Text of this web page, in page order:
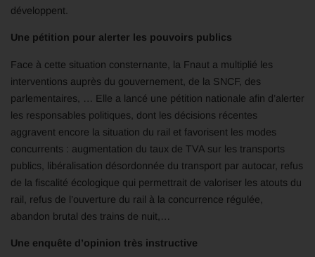
développent.
Une pétition pour alerter les pouvoirs publics
Face à cette situation consternante, la Fnaut a multiplié les
interventions auprès du gouvernement, de la SNCF, des
parlementaires, … Elle a lancé une pétition nationale afin d’alerter
les responsables politiques, dont les décisions récentes
aggravent encore la situation du rail et favorisent les modes
concurrents : augmentation du taux de TVA sur les transports
publics, libéralisation désordonnée du transport par autocar, refus
de la fiscalité écologique qui permettrait de valoriser les atouts du
rail, refus de l’ouverture du rail à la concurrence régulée,
abandon brutal des trains de nuit,…
Une enquête d’opinion très instructive